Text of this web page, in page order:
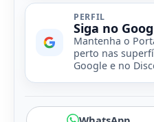
PERFIL
Siga no
Mantenha o
perto nas
Google e no